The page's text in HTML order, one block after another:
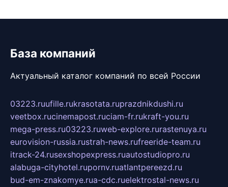
База компаний
Актуальный каталог компаний по всей России
03223.ruufille.rukrasotata.ruprazdnikdushi.ru
veetbox.rucinemapost.ruciam-fr.rukraft-you.ru
mega-press.ru03223.ruweb-explore.rurastenuya.ru
eurovision-russia.rustrah-news.rufreeride-team.ru
itrack-24.rusexshopexpress.ruautostudiopro.ru
alabuga-cityhotel.rupornv.ruatlantpereezd.ru
bud-em-znakomye.rua-cdc.ruelektrostal-news.ru